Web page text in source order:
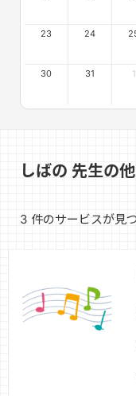
23 24
30 31 1
しばの 先生の
3 件のサービスが見